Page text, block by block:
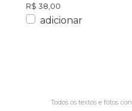
R$ 38,00
adicionar
Todos os textos e fotos